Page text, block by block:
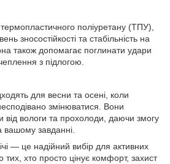
поліуретану (ТПУ),
зносостійкості та стабільність на
також допомагає поглинати удари
з підлогою.
для весни та осені, коли
змінюватися. Вони
від вологи та прохолоди, даючи змогу
завданні.
— це надійний вибір для активних
хто просто цінує комфорт, захист